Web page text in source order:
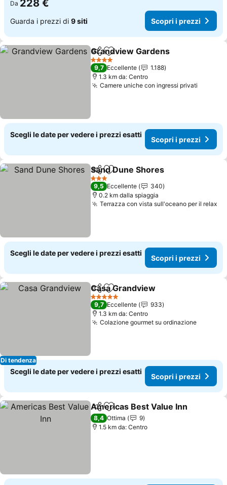
Da 228 €
Guarda i prezzi di 9 siti Scopri i prezzi
CondividiAggiungi ai preferiti
Grandview Gardens
4 Stelle
9,7 Eccellente
1.188
1.3 km da: Centro
Camere uniche con ingressi privati
Scegli le date per vedere i prezzi esatti
Scopri i prezzi
CondividiAggiungi ai preferiti
Sand Dune Shores
3 Stelle
9,5 Eccellente
340
0.2 km dalla spiaggia
Terrazza con vista sull'oceano per il relax
Scegli le date per vedere i prezzi esatti
Scopri i prezzi
Di tendenza
CondividiAggiungi ai preferiti
Casa Grandview
5 Stelle
9,7 Eccellente
933
1.3 km da: Centro
Colazione gourmet su ordinazioneScopri
Scegli le date per vedere i prezzi esatti
Scopri i prezzi
CondividiAggiungi ai preferiti
Americas Best Value Inn
8,4 Ottima
9
1.5 km da: Centro